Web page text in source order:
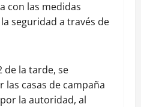
con las medidas
seguridad a través de
de la tarde, se
casas de campaña
la autoridad, al